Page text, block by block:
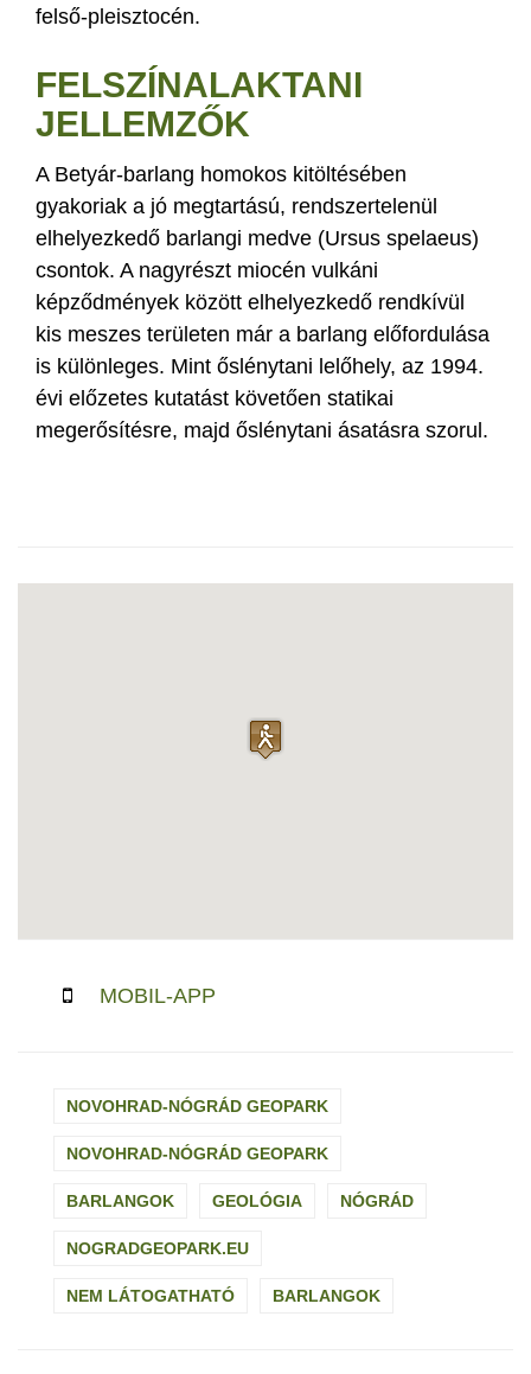
felső-pleisztocén.
FELSZÍNALAKTANI
JELLEMZŐK
A Betyár-barlang homokos kitöltésében
gyakoriak a jó megtartású, rendszertelenül
elhelyezkedő barlangi medve (Ursus spelaeus)
csontok. A nagyrészt miocén vulkáni
képződmények között elhelyezkedő rendkívül
kis meszes területen már a barlang előfordulása
is különleges. Mint őslénytani lelőhely, az 1994.
évi előzetes kutatást követően statikai
megerősítésre, majd őslénytani ásatásra szorul.
MOBIL-APP
NOVOHRAD-NÓGRÁD GEOPARK
NOVOHRAD-NÓGRÁD GEOPARK
BARLANGOK GEOLÓGIA NÓGRÁD
NOGRADGEOPARK.EU
NEM LÁTOGATHATÓ BARLANGOK